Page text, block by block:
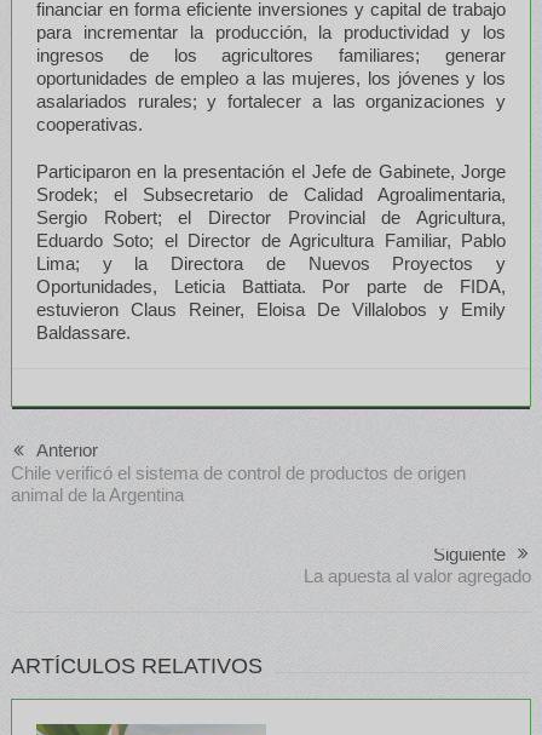
financiar en forma eficiente inversiones y capital de trabajo
para incrementar la producción, la productividad y los
ingresos de los agricultores familiares; generar
oportunidades de empleo a las mujeres, los jóvenes y los
asalariados rurales; y fortalecer a las organizaciones y
cooperativas.
Participaron en la presentación el Jefe de Gabinete, Jorge
Srodek; el Subsecretario de Calidad Agroalimentaria,
Sergio Robert; el Director Provincial de Agricultura,
Eduardo Soto; el Director de Agricultura Familiar, Pablo
Lima; y la Directora de Nuevos Proyectos y
Oportunidades, Leticia Battiata. Por parte de FIDA,
estuvieron Claus Reiner, Eloisa De Villalobos y Emily
Baldassare.
Anterior
Chile verificó el sistema de control de productos de origen
animal de la Argentina
Siguiente
La apuesta al valor agregado
ARTÍCULOS RELATIVOS